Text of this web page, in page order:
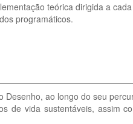
teórica dirigida a
programáticos.
ao longo do seu
de vida sustentáveis, assim